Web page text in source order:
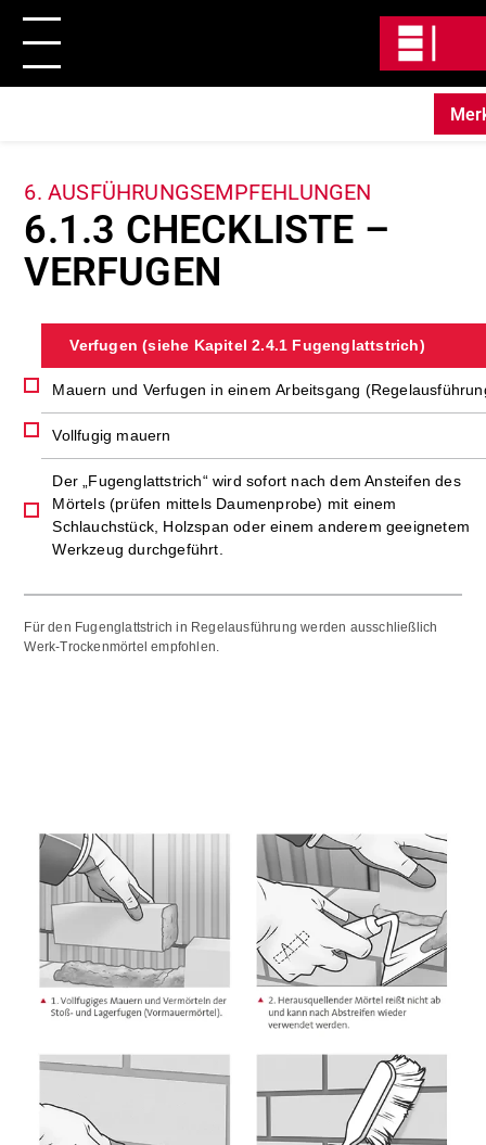
Inhalt6. AUSFÜHRUNGSEMPFEHLUNGEN
6.1.3 CHECKLISTE –
VERFUGEN
Verfugen (siehe Kapitel 2.4.1 Fugenglattstrich)
Mauern und Verfugen in einem Arbeitsgang
Vollfugig mauern
Der „Fugenglattstrich“ wird sofort nach dem Ansteifen des
Mörtels (prüfen mittels Daumenprobe) mit einem
Schlauchstück, Holzspan oder einem anderem geeignetem
Werkzeug durchgeführt.
Für den Fugenglattstrich in Regelausführung werden ausschließlich
Werk-Trockenmörtel empfohlen.
Bild